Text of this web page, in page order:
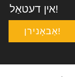
אין דעטאַל!
אַבאָנירן!